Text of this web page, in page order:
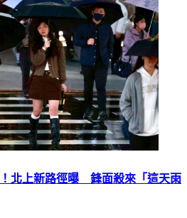
北上新路徑曝 鋒面殺來「這天雨